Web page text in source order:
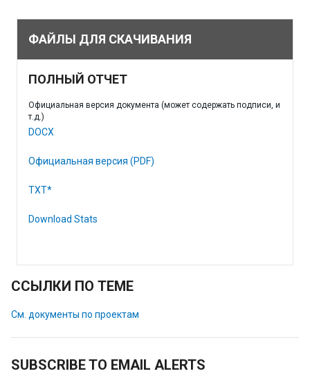
ФАЙЛЫ ДЛЯ СКАЧИВАНИЯ
ПОЛНЫЙ ОТЧЕТ
Официальная версия документа (может содержать подписи, и
т.д.)
DOCX
Официальная версия (PDF)
TXT*
Download Stats
ССЫЛКИ ПО ТЕМЕ
См. документы по проектам
SUBSCRIBE TO EMAIL ALERTS